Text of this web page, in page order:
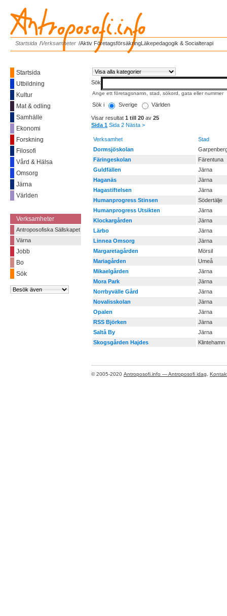
Startsida /Verksamheter /Aktiv FöretagsförsäkringLäkepedagogik & Socialterapi
Startsida
Utbildning
Kultur
Mat & odling
Samhälle
Ekonomi
Forskning
Filosofi
Vård & Hälsa
Omsorg
Järna
Världen
Verksamheter
Antroposofiska Sällskapet
Värna
Jobb
Bo
Sök
Sök
Ange ett företagsnamn, stad, sökord, gata eller nummer
Sök i Sverige Världen
Visar resultat 1 till 20 av 25
Sida 1 Sida 2 Nästa >
Verksamhet
Stad
Dormsjöskolan
Färingeskolan
Färentuna
Guldfällen
Järna
Haganäs
Järna
Hagastiftelsen
Järna
Humanprogress Stinsen
Södertälje
Humanprogress Utsikten
Järna
Klockargården
Järna
Lärbo
Järna
Linnea Omsorg
Järna
Margaretagården
Mörsil
Mariagården
Umeå
Mikaelgården
Järna
Mora Park
Järna
Norrbyvälle Gård
Järna
Novalisskolan
Järna
Opalen
Järna
RSS Björken
Järna
Saltå By
Järna
Skogsgården Hajdes
Klintehamn
© 2005-2020 Antroposofi.info — Antroposofi idag